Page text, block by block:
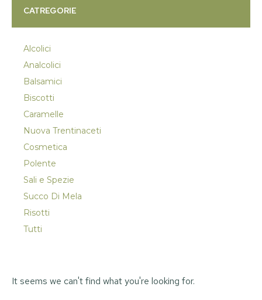
CATREGORIE
Alcolici
Analcolici
Balsamici
Biscotti
Caramelle
Nuova Trentinaceti
Cosmetica
Polente
Sali e Spezie
Succo Di Mela
Risotti
Tutti
It seems we can't find what you're looking for.